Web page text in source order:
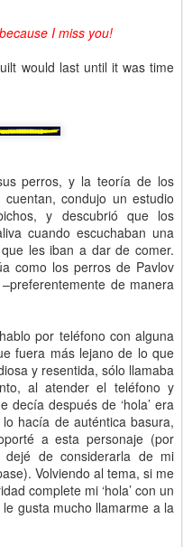
I miss you!
would last until it was time
perros, y la teoría de los
cuentan, condujo un estudio
y descubrió que los
cuando escuchaban una
les iban a dar de comer.
como los perros de Pavlov
de manera
por teléfono con alguna
fuera más lejano de lo que
y resentida, sólo llamaba
al atender el teléfono y
decía después de ‘hola’ era
lo hacía de auténtica basura,
a esta personaje (por
de considerarla de mi
Volviendo al tema, si me
complete mi ‘hola’ con un
le gusta mucho llamarme a la